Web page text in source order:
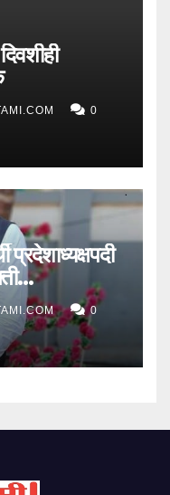
0
प्रदेशाध्यक्षपदी
0